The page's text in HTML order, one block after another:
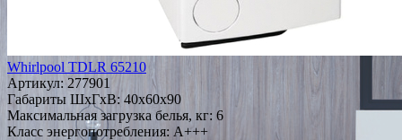
Whirlpool TDLR 65210
Артикул: 277901
Габариты ШxГxВ: 40x60x90
Максимальная загрузка белья, кг: 6
Класс энергопотребления: A+++